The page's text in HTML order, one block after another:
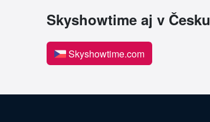
Skyshowtime aj v Česku
Skyshowtime.com